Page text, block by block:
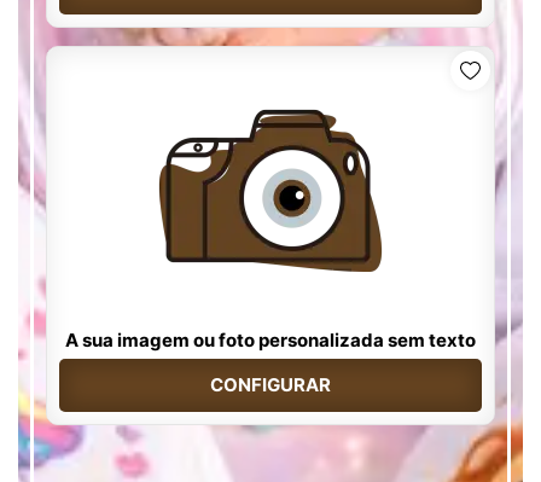
A sua imagem ou foto personalizada sem texto
CONFIGURAR